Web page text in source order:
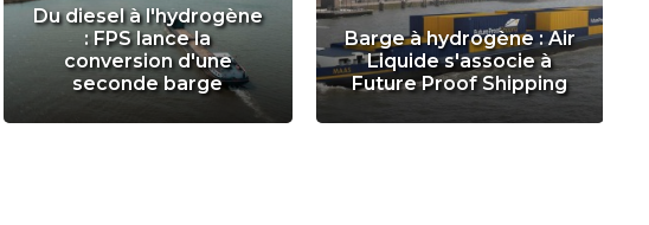
Du diesel à l'hydrogène
: FPS lance la
conversion d'une
seconde barge
Barge à hydrogène : Air
Liquide s'associe à
Future Proof Shipping